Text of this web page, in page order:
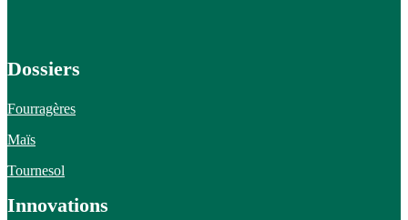
Dossiers
Fourragères
Maïs
Tournesol
Innovations